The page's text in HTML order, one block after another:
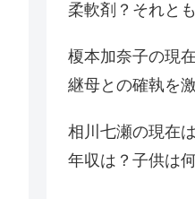
柔軟剤？それと
榎本加奈子の現
継母との確執を
相川七瀬の現在
年収は？子供は